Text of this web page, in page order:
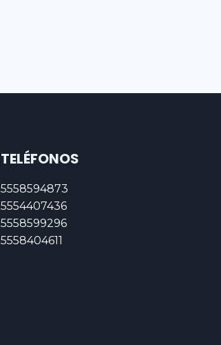
TELÉFONOS
5558594873
5554407436
5558599296
5558404611